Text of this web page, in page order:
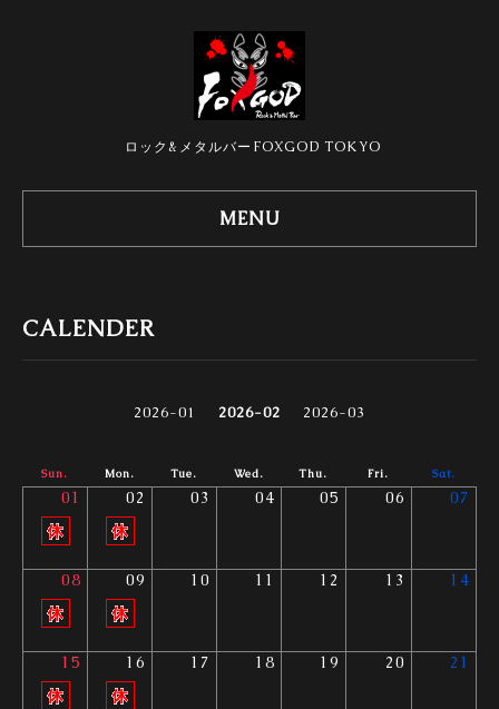
ロック&メタルバーFOXGOD TOKYO
MENU
CALENDER
2026-01 2026-02 2026-03
Sun. Mon. Tue. Wed. Thu. Fri. Sat.
01 02 03 04 05 06 07
08 09 10 11 12 13 14
15 16 17 18 19 20 21